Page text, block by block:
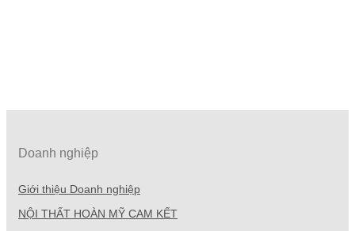
Doanh nghiệp
Giới thiệu Doanh nghiệp
NỘI THẤT HOÀN MỸ CAM KẾT